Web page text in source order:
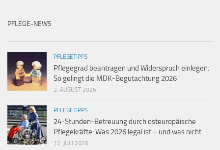
PFLEGE-NEWS
PFLEGETIPPS
Pflegegrad beantragen und Widerspruch einlegen:
So gelingt die MDK-Begutachtung 2026
2. AUGUST 2026
PFLEGETIPPS
24-Stunden-Betreuung durch osteuropäische
Pflegekräfte: Was 2026 legal ist – und was nicht
12. JULI 2026